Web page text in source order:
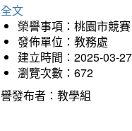
文
榮譽事項：桃園市競賽
發佈單位：教務處
建立時間：2025-03-27
瀏覽次數：672
發布者：教學組